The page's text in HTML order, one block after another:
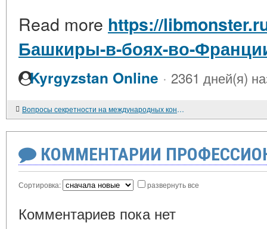
Read more https://
Башкиры-в-боях-во-
Kyrgyzstan Online · 2361 дней(я)
Вопросы секретности на международных конференциях второй мировой войны
КОММЕНТАРИИ
Сортировка: развернуть все
Комментариев пока нет